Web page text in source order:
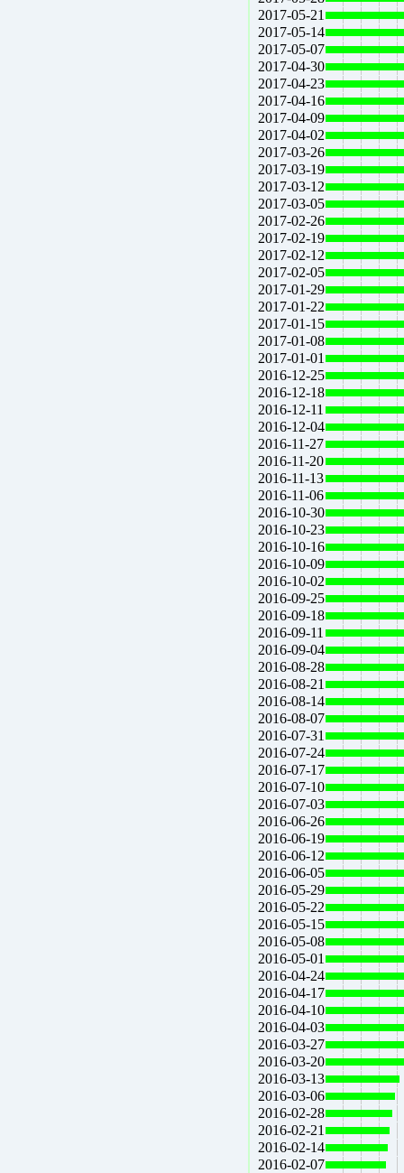
2017-05-21
2017-05-14
2017-05-07
2017-04-30
2017-04-23
2017-04-16
2017-04-09
2017-04-02
2017-03-26
2017-03-19
2017-03-12
2017-03-05
2017-02-26
2017-02-19
2017-02-12
2017-02-05
2017-01-29
2017-01-22
2017-01-15
2017-01-08
2017-01-01
2016-12-25
2016-12-18
2016-12-11
2016-12-04
2016-11-27
2016-11-20
2016-11-13
2016-11-06
2016-10-30
2016-10-23
2016-10-16
2016-10-09
2016-10-02
2016-09-25
2016-09-18
2016-09-11
2016-09-04
2016-08-28
2016-08-21
2016-08-14
2016-08-07
2016-07-31
2016-07-24
2016-07-17
2016-07-10
2016-07-03
2016-06-26
2016-06-19
2016-06-12
2016-06-05
2016-05-29
2016-05-22
2016-05-15
2016-05-08
2016-05-01
2016-04-24
2016-04-17
2016-04-10
2016-04-03
2016-03-27
2016-03-20
2016-03-13
2016-03-06
2016-02-28
2016-02-21
2016-02-14
2016-02-07